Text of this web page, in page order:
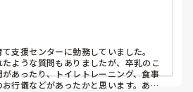
られない。
力的。
々が続いてる
等が思い浮かびました。
支援センターに勤務していました。
ような質問もありましたが、卒乳のこ
あったり、トイレトレーニング、食事
行儀などがあったかと思います。あ